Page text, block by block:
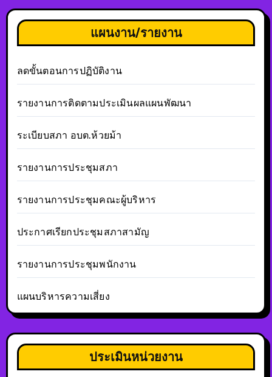
แผนงาน/รายงาน
ลดขั้นตอนการปฏิบัติงาน
รายงานการติดตามประเมินผลแผนพัฒนา
ระเบียบสภา อบต.ห้วยม้า
รายงานการประชุมสภา
รายงานการประชุมคณะผู้บริหาร
ประกาศเรียกประชุมสภาสามัญ
รายงานการประชุมพนักงาน
แผนบริหารความเสี่ยง
ประเมินหน่วยงาน